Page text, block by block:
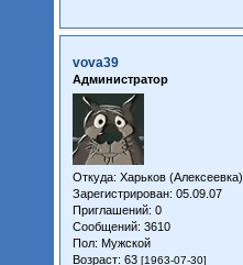
vova39
Администратор
Откуда: Харьков (Алексеевка)
Зарегистрирован: 05.09.07
Приглашений: 0
Сообщений: 3610
Пол: Мужской
Возраст: 63 [1963-07-30]